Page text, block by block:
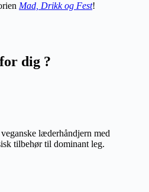
Mad, Drikk og Fest!
dig ?
læderhåndjern med
tilbehør til dominant leg.